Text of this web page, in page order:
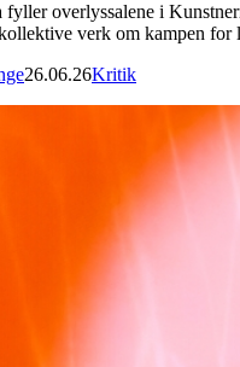
overlyssalene i
verk om kampen for
26.06.26Kritik